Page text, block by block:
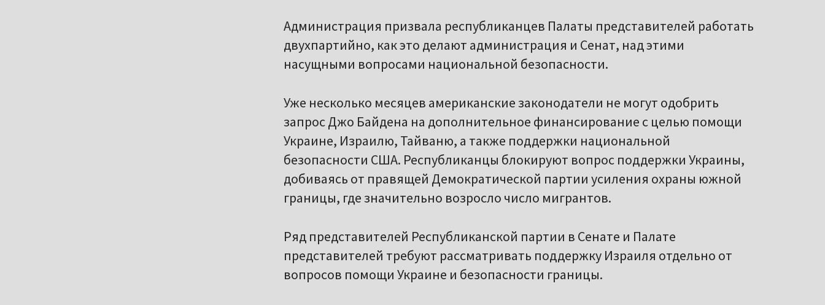
Администрация призвала республиканцев Палаты представителей работать
двухпартийно, как это делают администрация и Сенат, над этими
насущными вопросами национальной безопасности.
Уже несколько месяцев американские законодатели не могут одобрить
запрос Джо Байдена на дополнительное финансирование с целью помощи
Украине, Израилю, Тайваню, а также поддержки национальной
безопасности США. Республиканцы блокируют вопрос поддержки Украины,
добиваясь от правящей Демократической партии усиления охраны южной
границы, где значительно возросло число мигрантов.
Ряд представителей Республиканской партии в Сенате и Палате
представителей требуют рассматривать поддержку Израиля отдельно от
вопросов помощи Украине и безопасности границы.